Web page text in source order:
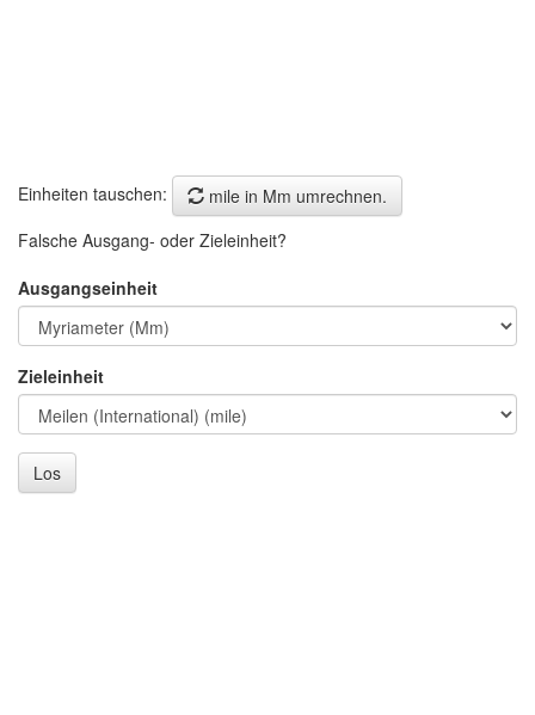
Einheiten tauschen:
mile in Mm umrechnen.
Falsche Ausgang- oder Zieleinheit?
Ausgangseinheit
Zieleinheit
Los